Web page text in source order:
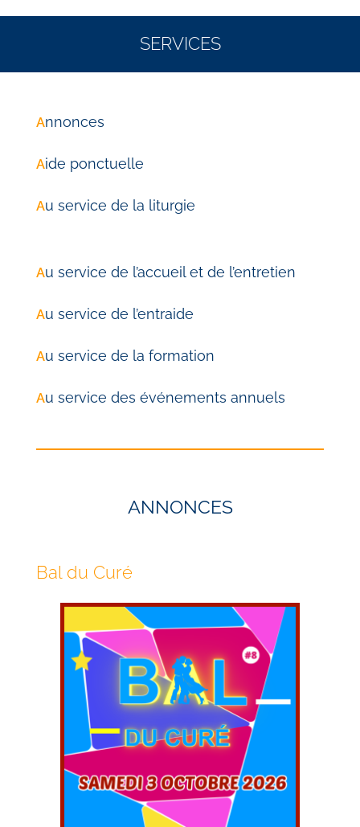
SERVICES
Annonces
Aide ponctuelle
Au service de la liturgie
Au service de l’accueil et de l’entretien
Au service de l’entraide
Au service de la formation
Au service des événements annuels
ANNONCES
Bal du Curé